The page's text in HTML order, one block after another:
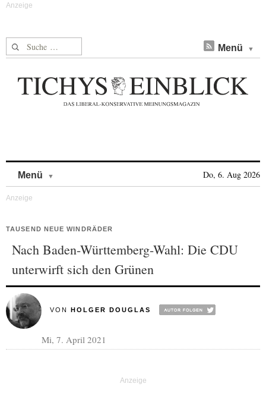
Suche nach: Menü
Menü Do, 6. Aug 2026
TAUSEND NEUE WINDRÄDER
Nach Baden-Württemberg-Wahl: Die CDU
unterwirft sich den Grünen
VON HOLGER DOUGLAS
Mi, 7. April 2021